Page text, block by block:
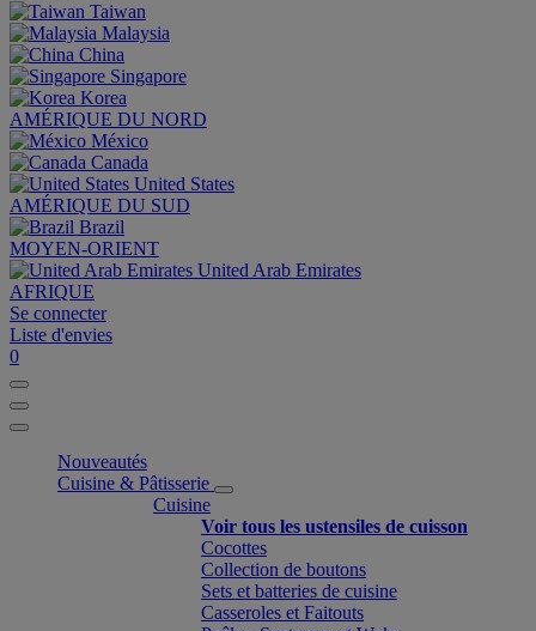
Taiwan
Malaysia
China
Singapore
Korea
AMÉRIQUE DU NORD
México
Canada
United States
AMÉRIQUE DU SUD
Brazil
MOYEN-ORIENT
United Arab Emirates
AFRIQUE
Se connecter
Liste d'envies
0
Nouveautés
Cuisine & Pâtisserie
Cuisine
Voir tous les ustensiles de cuisson
Cocottes
Collection de boutons
Sets et batteries de cuisine
Casseroles et Faitouts